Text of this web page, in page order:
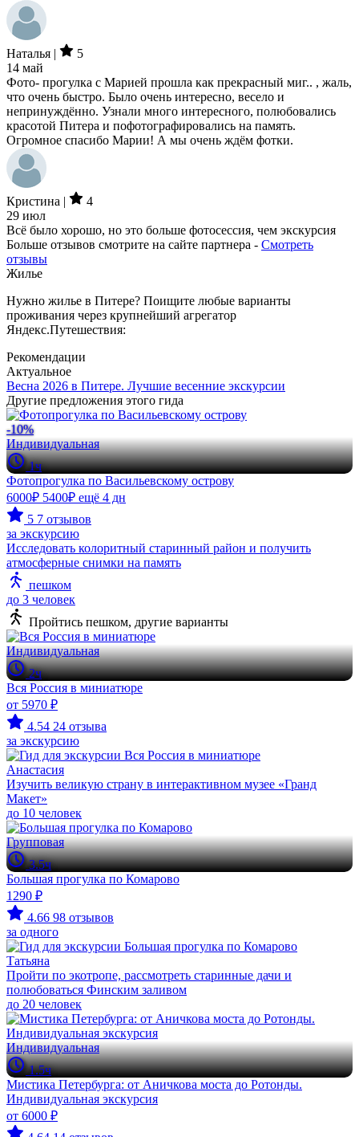
Наталья |
5
14 май
Фото- прогулка с Марией прошла как прекрасный миг.. , жаль,
что очень быстро. Было очень интересно, весело и
непринуждённо. Узнали много интересного, полюбовались
красотой Питера и пофотографировались на память.
Огромное спасибо Марии! А мы очень ждём фотки.
Кристина |
4
29 июл
Всё было хорошо, но это больше фотосессия, чем экскурсия
Больше отзывов смотрите на сайте партнера - Смотреть
отзывы
Жилье
Нужно жилье в Питере? Поищите любые варианты
проживания через крупнейший агрегатор
Яндекс.Путешествия:
Рекомендации
Актуальное
Весна 2026 в Питере. Лучшие весенние экскурсии
Другие предложения этого гида
-10%
Индивидуальная
1ч
Фотопрогулка по Васильевскому острову
6000₽ 5400₽ ещё 4 дн
5 7 отзывов
за экскурсию
Исследовать колоритный старинный район и получить
атмосферные снимки на память
пешком
до 3 человек
Пройтись пешком, другие варианты
Индивидуальная
2ч
Вся Россия в миниатюре
от 5970 ₽
4.54 24 отзыва
за экскурсию
Анастасия
Изучить великую страну в интерактивном музее «Гранд
Макет»
до 10 человек
Групповая
3.5ч
Большая прогулка по Комарово
1290 ₽
4.66 98 отзывов
за одного
Татьяна
Пройти по экотропе, рассмотреть старинные дачи и
полюбоваться Финским заливом
до 20 человек
Индивидуальная
1.5ч
Мистика Петербурга: от Аничкова моста до Ротонды.
Индивидуальная экскурсия
от 6000 ₽